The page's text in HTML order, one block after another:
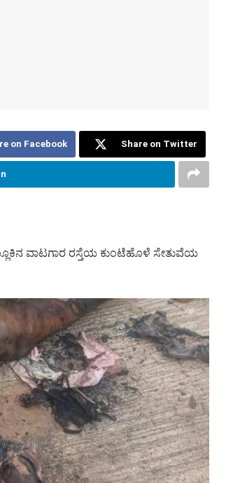
on Facebook Share on Twitter
ವಾಟಗಾರ ರಸ್ತೆಯ ಕುಂಟೆಹೊಳೆ ಸೇತುವೆಯ